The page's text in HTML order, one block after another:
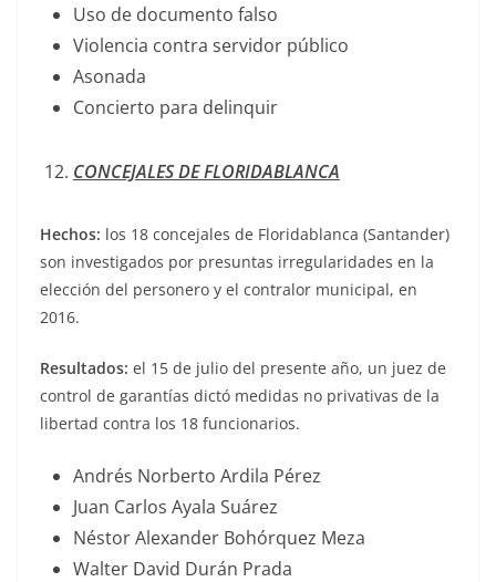
Uso de documento falso
Violencia contra servidor público
Asonada
Concierto para delinquir
CONCEJALES DE FLORIDABLANCA
Hechos: los 18 concejales de Floridablanca (Santander)
son investigados por presuntas irregularidades en la
elección del personero y el contralor municipal, en
2016.
Resultados: el 15 de julio del presente año, un juez de
control de garantías dictó medidas no privativas de la
libertad contra los 18 funcionarios.
Andrés Norberto Ardila Pérez
Juan Carlos Ayala Suárez
Néstor Alexander Bohórquez Meza
Walter David Durán Prada